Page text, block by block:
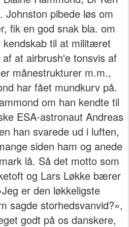
Johnston pibede løs om
fik en god snak bla. om
kendskab til at militæret
at airbrush'e tonsvis af
månestrukturer m.m.,
har fået mundkurv på.
om han kendte til
ESA-astronaut Andreas
han svarede ud i luften,
siden ham og anede
lå. Så det motto som
og Lars Løkke bærer
er den løkkeligste
sagde storhedsvanvid?»,
godt på os danskere,